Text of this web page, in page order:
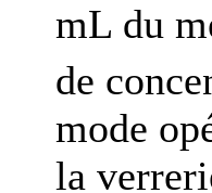
mL du
de
mode
la